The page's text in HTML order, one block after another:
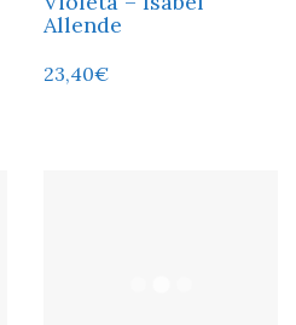
Allende
23,40€